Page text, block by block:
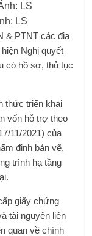
LS
& PTNT các địa
Nghị quyết
có hồ sơ, thủ tục
thức triển khai
vốn hỗ trợ theo
11/2021) của
định bản vẽ,
trình hạ tầng
giấy chứng
tài nguyên liên
quan về chính